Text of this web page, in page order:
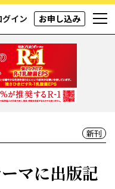
グイン お申し込み
新刊
マに出版記